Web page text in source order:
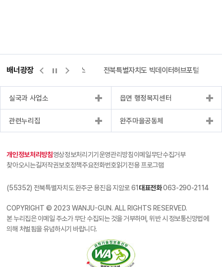
배너광장
량바로처리센터 위택스 전북특별자치도 빅데이터허브포털
실국과 사업소 읍면 행정복지센터
관련누리집 완주마을공동체
개인정보처리방침영상정보처리기기운영관리방침이메일무단수집거부
찾아오시는길저작권보호정책주요전화번호읽기전용 프로그램
(55352) 전북특별자치도 완주군 용진읍 지암로 61 대표전화063-290-2114
COPYRIGHT © 2023 WANJU-GUN. ALL RIGHTS RESERVED.
본 누리집은 이메일 주소가 무단 수집되는 것을 거부하며, 위반 시 정보통신망법에
의해 처벌됨을 유념하시기 바랍니다.